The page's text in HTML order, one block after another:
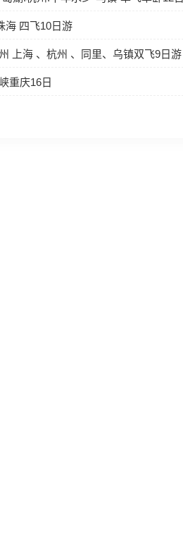
海 四飞10日游
上海 、杭州 、同里、乌镇双飞9日游
重庆16日